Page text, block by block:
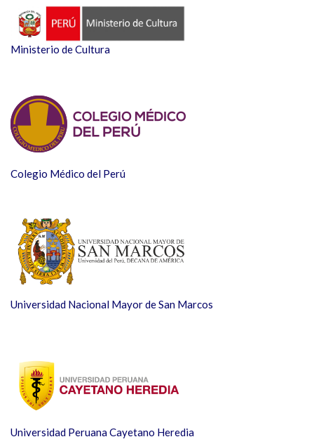
Ministerio de Cultura
Colegio Médico del Perú
Universidad Nacional Mayor de San Marcos
Universidad Peruana Cayetano Heredia